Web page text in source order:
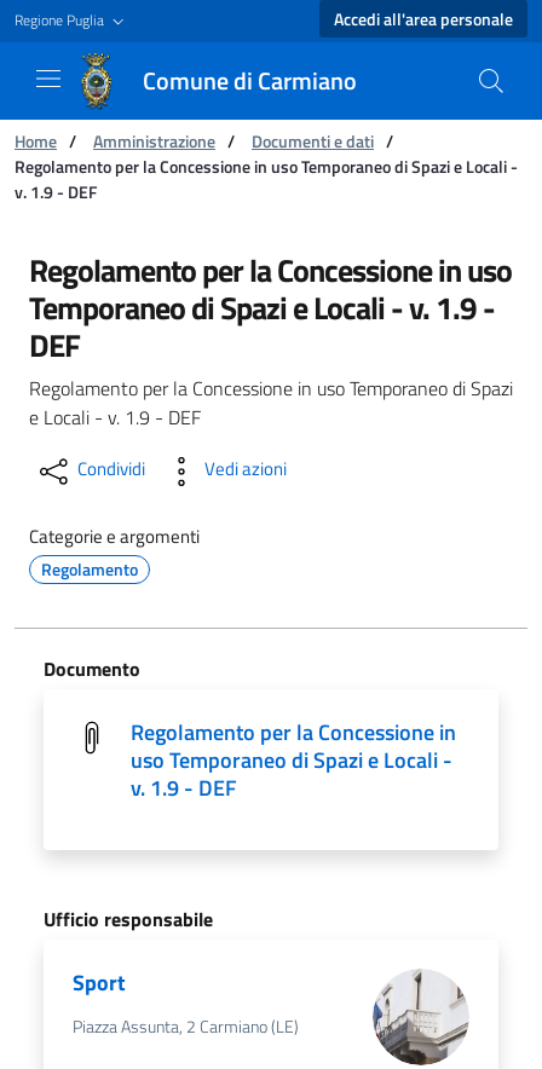
Regione Puglia Accedi all'area personale
Comune di Carmiano
Ti trovi in:
Home / Amministrazione / Documenti e dati /
Regolamento per la Concessione in uso Temporaneo di Spazi e Locali -
v. 1.9 - DEF
Regolamento per la Concessione in uso
Regolamento per la Concessione in uso
Temporaneo di Spazi e Locali - v. 1.9 -
DEF
Regolamento per la Concessione in uso Temporaneo di Spazi
e Locali - v. 1.9 - DEF
Condividi Vedi azioni
Categorie e argomenti
Regolamento
Documento
Regolamento per la Concessione in
uso Temporaneo di Spazi e Locali -
v. 1.9 - DEF
Ufficio responsabile
Sport
Piazza Assunta, 2 Carmiano (LE)